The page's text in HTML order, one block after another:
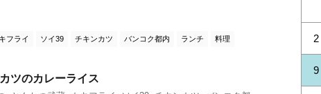
フライ ソイ39 チキンカツ バンコク都内 ランチ 料理
ツのカレーライス
2
9